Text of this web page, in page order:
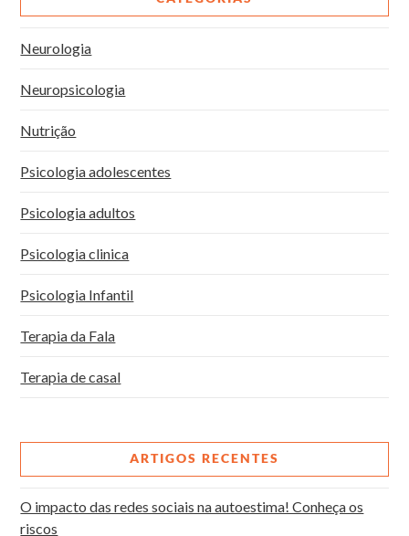
Neurologia
Neuropsicologia
Nutrição
Psicologia adolescentes
Psicologia adultos
Psicologia clinica
Psicologia Infantil
Terapia da Fala
Terapia de casal
ARTIGOS RECENTES
O impacto das redes sociais na autoestima! Conheça os
riscos